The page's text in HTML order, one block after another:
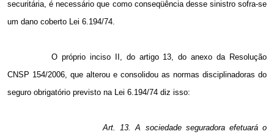
securitária, é necessário que como conseqüência desse sinistro sofra-se
um dano coberto Lei 6.194/74.
O próprio inciso II, do artigo 13, do anexo da Resolução
CNSP 154/2006, que alterou e consolidou as normas disciplinadoras do
seguro obrigatório previsto na Lei 6.194/74 diz isso:
Art.13. A sociedade seguradora efetuará o